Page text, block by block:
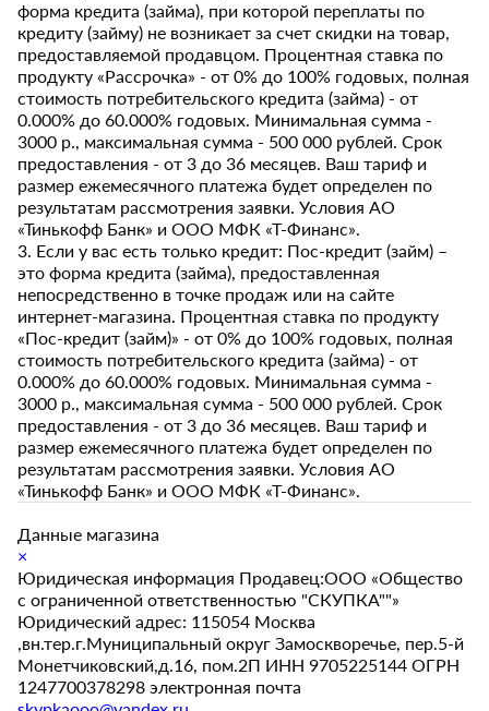
форма кредита (займа), при которой переплаты по
кредиту (займу) не возникает за счет скидки на товар,
предоставляемой продавцом. Процентная ставка по
продукту «Рассрочка» - от 0% до 100% годовых, полная
стоимость потребительского кредита (займа) - от
0.000% до 60.000% годовых. Минимальная сумма -
3000 р., максимальная сумма - 500 000 рублей. Срок
предоставления - от 3 до 36 месяцев. Ваш тариф и
размер ежемесячного платежа будет определен по
результатам рассмотрения заявки. Условия АО
«Тинькофф Банк» и ООО МФК «Т-Финанс».
3. Если у вас есть только кредит: Пос-кредит (займ) –
это форма кредита (займа), предоставленная
непосредственно в точке продаж или на сайте
интернет-магазина. Процентная ставка по продукту
«Пос-кредит (займ)» - от 0% до 100% годовых, полная
стоимость потребительского кредита (займа) - от
0.000% до 60.000% годовых. Минимальная сумма -
3000 р., максимальная сумма - 500 000 рублей. Срок
предоставления - от 3 до 36 месяцев. Ваш тариф и
размер ежемесячного платежа будет определен по
результатам рассмотрения заявки. Условия АО
«Тинькофф Банк» и ООО МФК «Т-Финанс».
Данные магазина
×
Юридическая информация Продавец:ООО «Общество
с ограниченной ответственностью "СКУПКА""»
Юридический адрес: 115054 Москва
,вн.тер.г.Муниципальный округ Замоскворечье, пер.5-й
Монетчиковский,д.16, пом.2П ИНН 9705225144 ОГРН
1247700378298 электронная почта